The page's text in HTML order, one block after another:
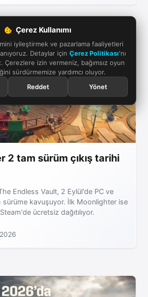
Çerez Kullanımı
iyileştirmek ve pazarlama faaliyetleri
Detaylar için Çerez Politikası'nı
Çerezlere izin vermeniz, bağımsız oyun
sürdürmemize yardımcı oluyor.
Reddet Yönet
2 tam sürüm çıkış tarihi
Endless Vault, 2 Eylül'de PC ve
sürüme kavuşuyor. İlk Moonlighter ise
ücretsiz dağıtılıyor.